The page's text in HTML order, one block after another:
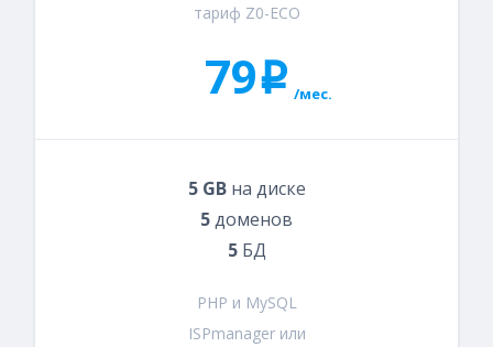
тариф Z0-ECO
79i /мес.
5 GBна диске
5доменов
5БД
PHP и MySQL
ISPmanager или